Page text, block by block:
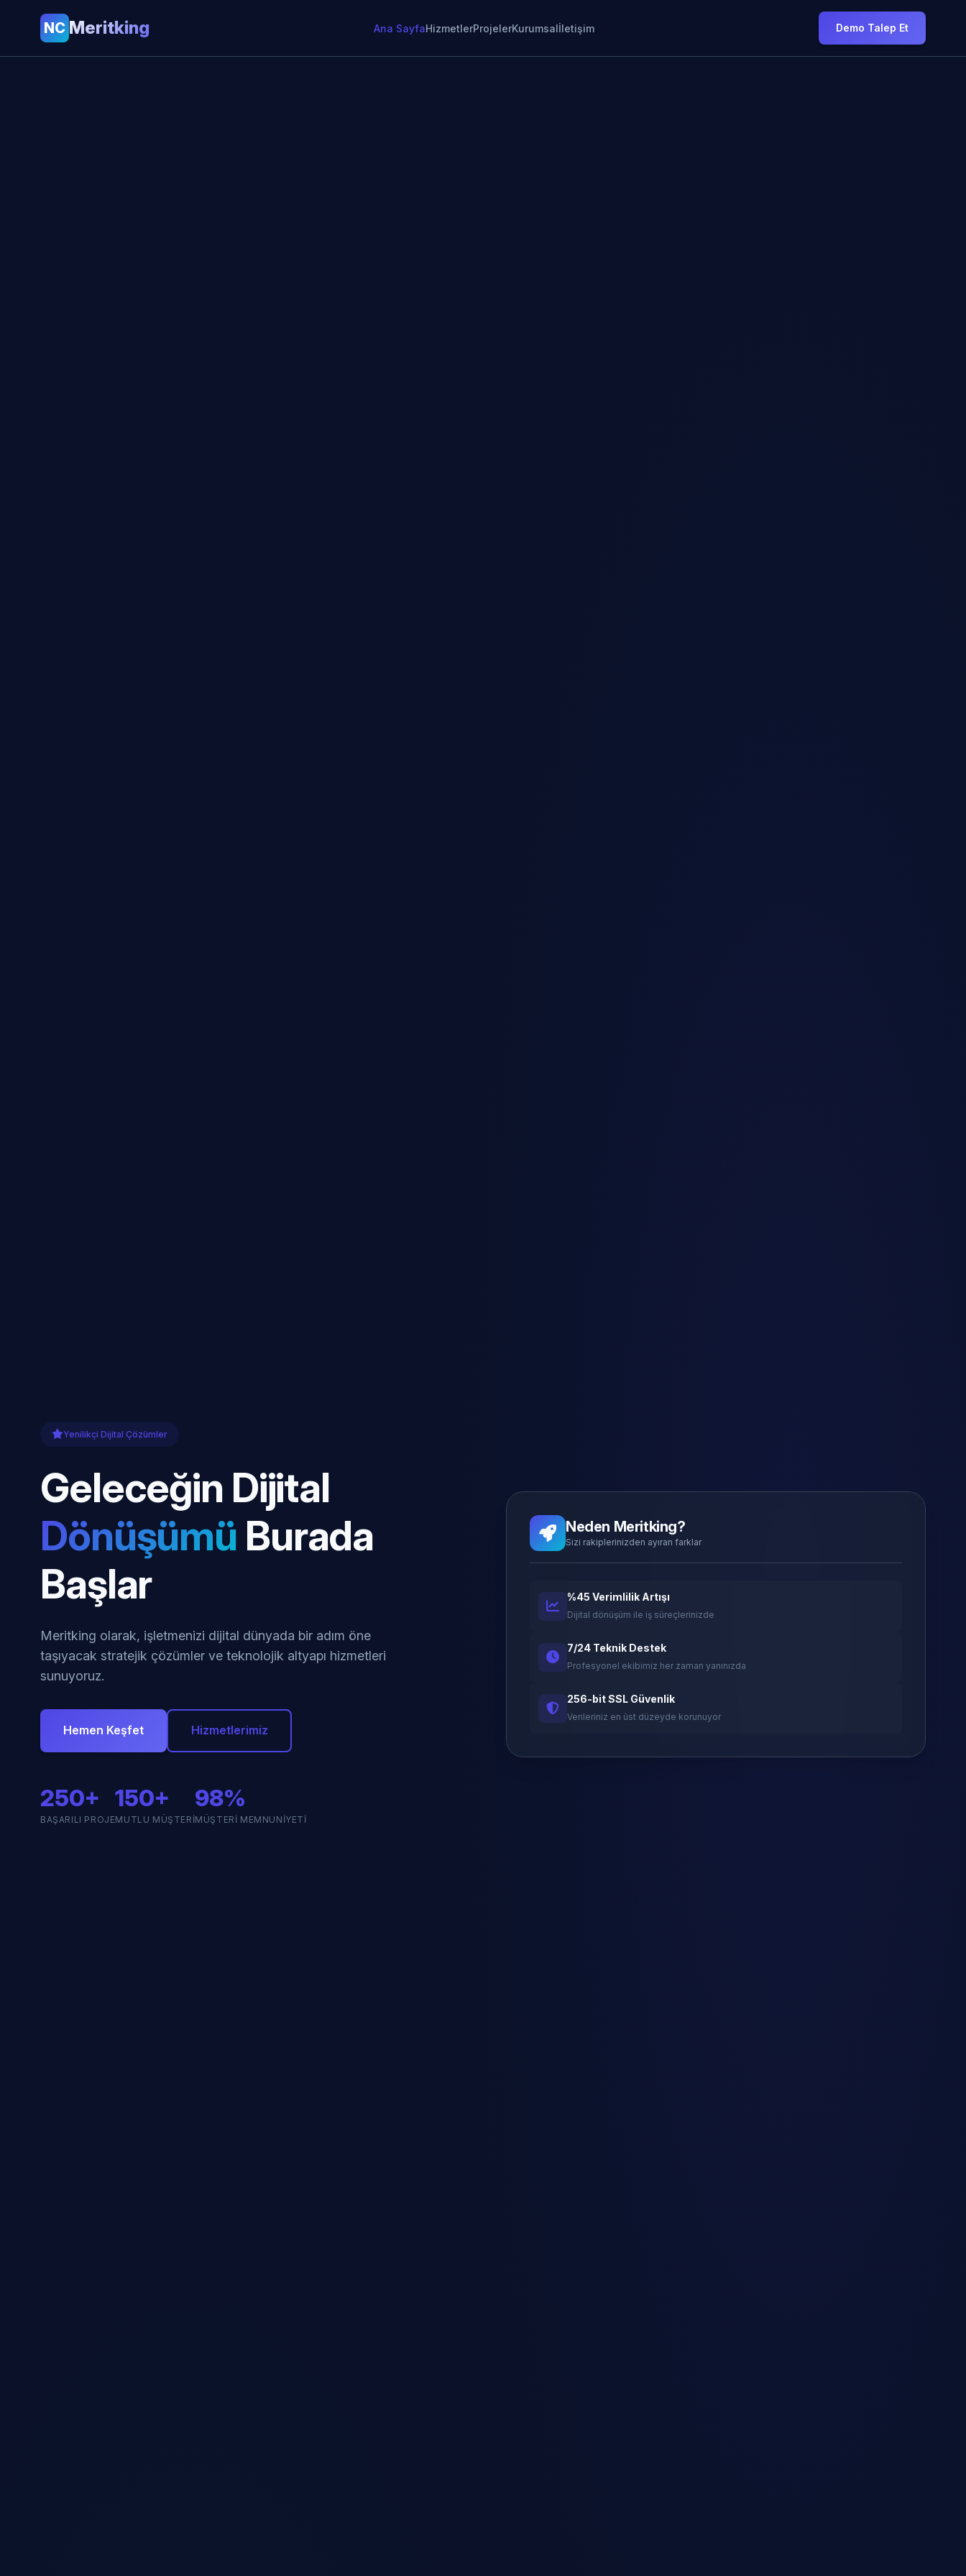
NC Meritking Ana SayfaHizmetlerProjelerKurumsalİletişim Demo Talep Et
Yenilikçi Dijital Çözümler
Geleceğin Dijital
Dönüşümü Burada
Başlar
Meritking olarak, işletmenizi dijital dünyada bir adım öne
taşıyacak stratejik çözümler ve teknolojik altyapı hizmetleri
sunuyoruz.
Hemen Keşfet Hizmetlerimiz
250+
BAŞARILI PROJE
150+
MUTLU MÜŞTERI
98%
MÜŞTERI MEMNUNIYETI
Neden Meritking?
Sizi rakiplerinizden ayıran farklar
%45 Verimlilik Artışı
Dijital dönüşüm ile iş süreçlerinizde
7/24 Teknik Destek
Profesyonel ekibimiz her zaman yanınızda
256-bit SSL Güvenlik
Verileriniz en üst düzeyde korunuyor